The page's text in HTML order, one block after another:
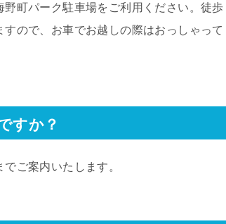
町パーク駐車場をご利用ください。徒歩
ので、お車でお越しの際はおっしゃって
すか？
ご案内いたします。